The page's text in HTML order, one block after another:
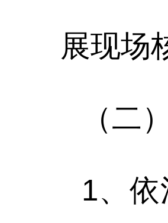
展现场
（二
1、 依